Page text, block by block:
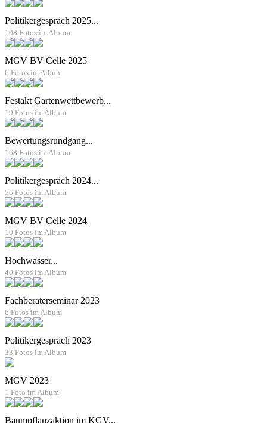
Politikergespräch 2025...
108 Fotos im Album
MGV BV Celle 2025
6 Fotos im Album
Festakt Gartenwettbewerb...
19 Fotos im Album
Bewertungsrundgang...
168 Fotos im Album
Politikergespräch 2024...
56 Fotos im Album
MGV BV Celle 2024
10 Fotos im Album
Hochwasser...
40 Fotos im Album
Fachberaterseminar 2023
6 Fotos im Album
Politikergespräch 2023
33 Fotos im Album
MGV 2023
1 Foto im Album
Baumpflanzaktion im KGV...